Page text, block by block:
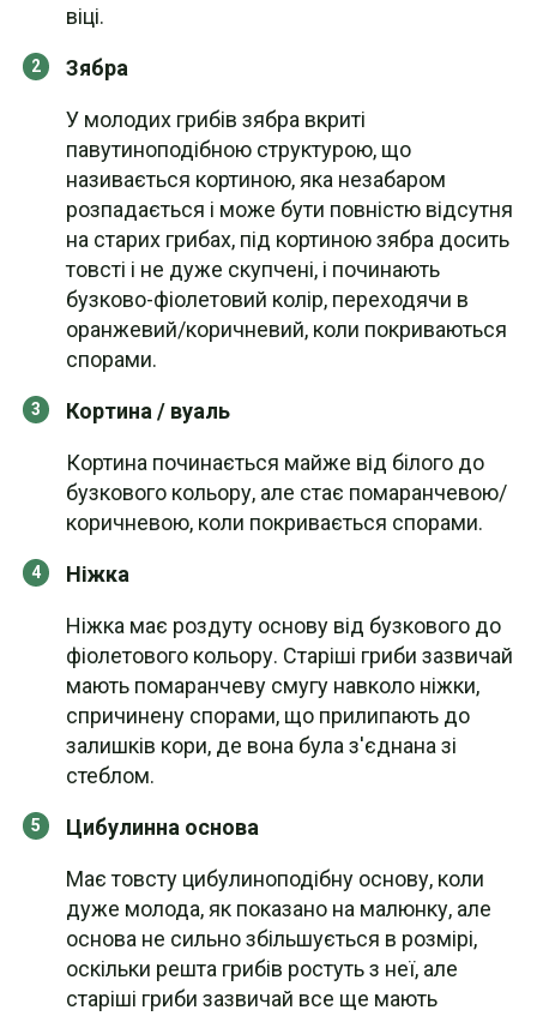
віці.
Зябра
У молодих грибів зябра вкриті
павутиноподібною структурою, що
називається кортиною, яка незабаром
розпадається і може бути повністю відсутня
на старих грибах, під кортиною зябра досить
товсті і не дуже скупчені, і починають
бузково-фіолетовий колір, переходячи в
оранжевий/коричневий, коли покриваються
спорами.
Кортина / вуаль
Кортина починається майже від білого до
бузкового кольору, але стає помаранчевою/
коричневою, коли покривається спорами.
Ніжка
Ніжка має роздуту основу від бузкового до
фіолетового кольору. Старіші гриби зазвичай
мають помаранчеву смугу навколо ніжки,
спричинену спорами, що прилипають до
залишків кори, де вона була з'єднана зі
стеблом.
Цибулинна основа
Має товсту цибулиноподібну основу, коли
дуже молода, як показано на малюнку, але
основа не сильно збільшується в розмірі,
оскільки решта грибів ростуть з неї, але
старіші гриби зазвичай все ще мають